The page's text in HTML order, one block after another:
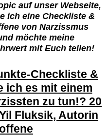
auf unser Webseite,
ich eine Checkliste &
von Narzissmus
möchte meine
mit Euch teilen!
Checkliste &
ich es mit einem
zu tun!? 20
Fluksik, Autorin